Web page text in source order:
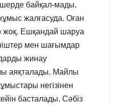
байқал-мады.
жұмыс жалғасуда. Оған
жоқ. Ешқандай шаруа
мен шағымдар
жинау
аяқталады. Майлы
негізінен
басталады. Сәбіз